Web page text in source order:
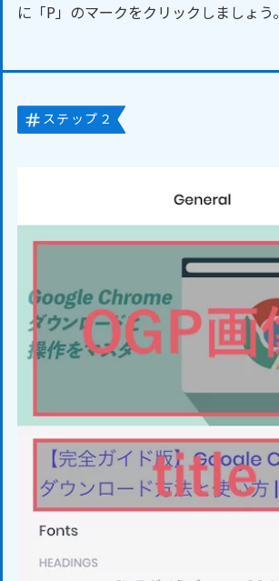
に「P」のマークをクリックしましょう。
ステップ２